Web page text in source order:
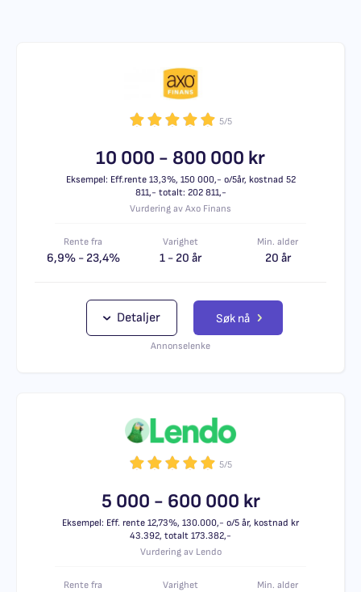
5/5
10 000 - 800 000 kr
Eksempel: Eff.rente 13,3%, 150 000,- o/5år, kostnad 52
811,- totalt: 202 811,-
Vurdering av Axo Finans
Rente fra
6,9% - 23,4%
Varighet
1 - 20 år
Min. alder
20 år
Annonselenke
Detaljer Søk nå
5/5
5 000 - 600 000 kr
Eksempel: Eff. rente 12,73%, 130.000,- o/5 år, kostnad kr
43.392, totalt 173.382,-
Vurdering av Lendo
Rente fra Varighet Min. alder